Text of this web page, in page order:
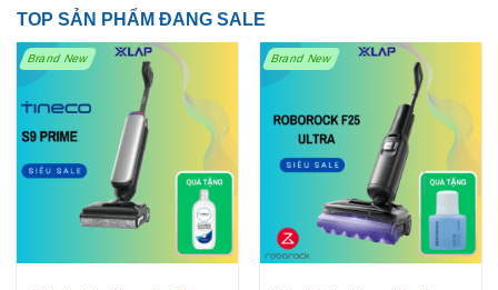
Sản phẩm 100% chính hãng Hitachi Nhật Bản
Bảo hành 12 tháng , hỗ trợ kỹ thuật trọn đời.
Giao hàng nhanh chóng toàn quốc.
Giá ưu đãi, hỗ trợ lắp đặt tận nơi.
Đặt mua ngay tạixlap.vn hoặc gọi hotline 0973
611 050để được tư vấn chi tiết về sản phẩm Hitachi
TOP SẢN PHẨM ĐANG SALE
Brand New Brand New